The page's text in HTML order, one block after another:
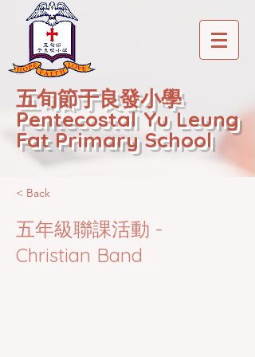
五旬節于良發小學
Pentecostal Yu Leung
Fat Primary School
< Back
五年級聯課活動 -
Christian Band